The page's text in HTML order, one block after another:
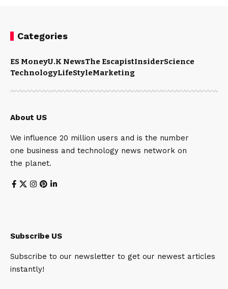
Categories
ES MoneyU.K NewsThe EscapistInsiderScience
TechnologyLifeStyleMarketing
About US
We influence 20 million users and is the number
one business and technology news network on
the planet.
Subscribe US
Subscribe to our newsletter to get our newest articles
instantly!